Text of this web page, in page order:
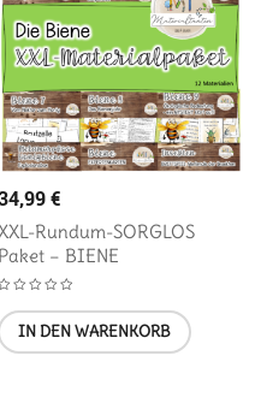
€
Rundum-SORGLOS
Paket – BIENE
IN DEN WARENKORB